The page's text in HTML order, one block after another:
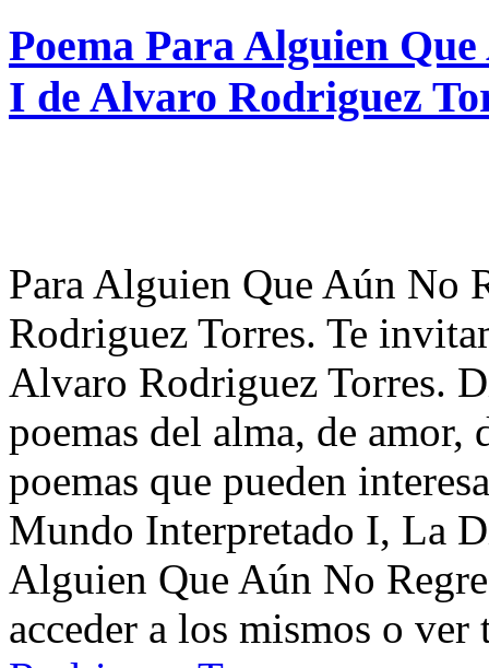
Poema Para Alguien
I de Alvaro Rodriguez
Para Alguien Que Aún No
Rodriguez Torres. Te
Alvaro Rodriguez Torres.
poemas del alma, de
poemas que pueden
Mundo Interpretado I, La
Alguien Que Aún No
acceder a los mismos o